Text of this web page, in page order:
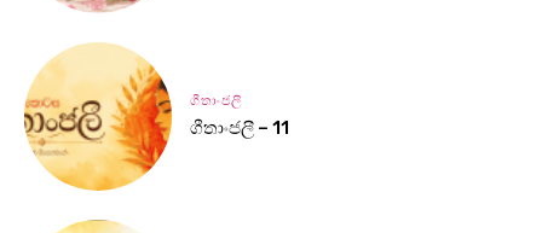
ගීතාංජලී
ගීතාංජලී – 11